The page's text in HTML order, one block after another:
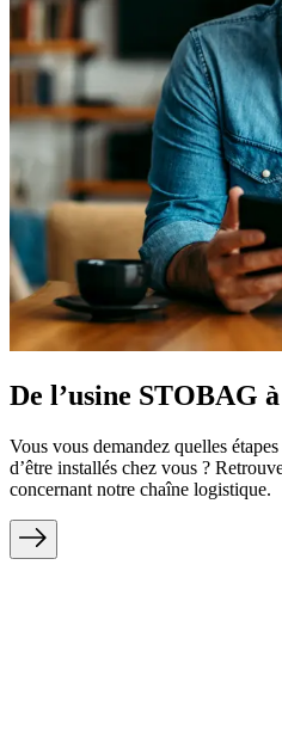
De l’usine STOBAG
Vous vous demandez quelles
d’être installés chez vous ?
concernant notre chaîne logistique.